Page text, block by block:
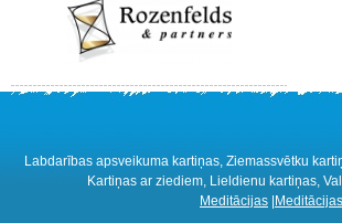
Labdarības apsveikuma kartiņas, Ziemassvētku
Kartiņas ar ziediem, Lieldienu kartiņas,
Meditācijas |Meditācijas